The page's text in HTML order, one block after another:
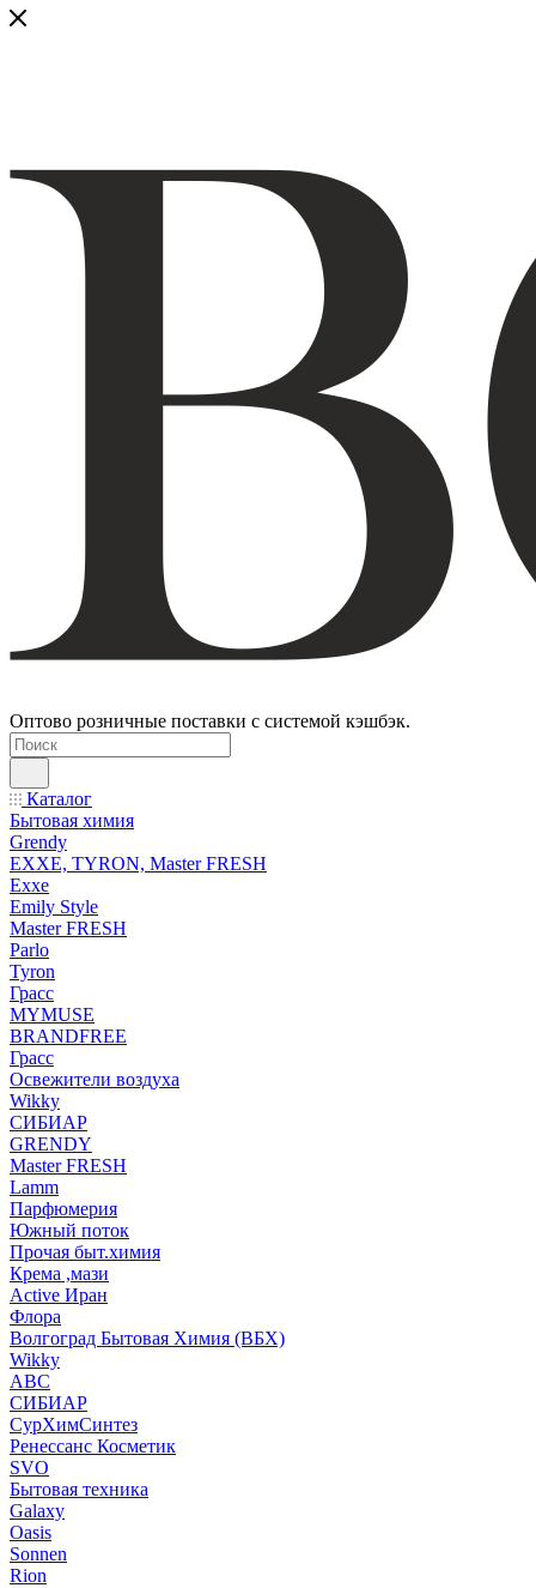
Оптово розничные поставки с системой кэшбэк.
Каталог
Бытовая химия
Grendy
EXXE, TYRON, Master FRESH
Exxe
Emily Style
Master FRESH
Parlo
Tyron
Грасс
MYMUSE
BRANDFREE
Грасс
Освежители воздуха
Wikky
СИБИАР
GRENDY
Master FRESH
Lamm
Парфюмерия
Южный поток
Прочая быт.химия
Крема ,мази
Аctive Иран
Флора
Волгоград Бытовая Химия (ВБХ)
Wikky
АВС
СИБИАР
СурХимСинтез
Ренессанс Косметик
SVO
Бытовая техника
Galaxy
Oasis
Sonnen
Rion